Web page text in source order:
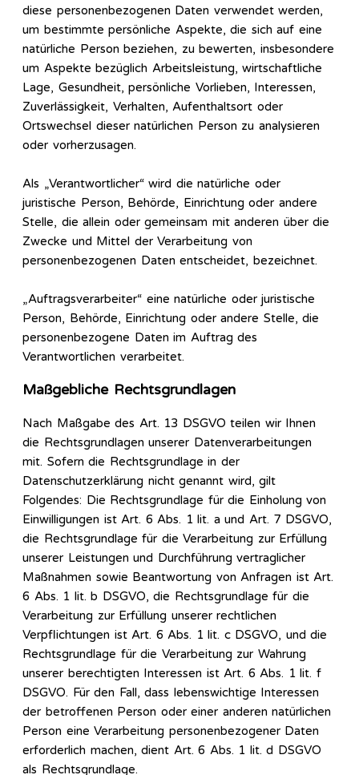
diese personenbezogenen Daten verwendet werden,
um bestimmte persönliche Aspekte, die sich auf eine
natürliche Person beziehen, zu bewerten, insbesondere
um Aspekte bezüglich Arbeitsleistung, wirtschaftliche
Lage, Gesundheit, persönliche Vorlieben, Interessen,
Zuverlässigkeit, Verhalten, Aufenthaltsort oder
Ortswechsel dieser natürlichen Person zu analysieren
oder vorherzusagen.
Als „Verantwortlicher“ wird die natürliche oder
juristische Person, Behörde, Einrichtung oder andere
Stelle, die allein oder gemeinsam mit anderen über die
Zwecke und Mittel der Verarbeitung von
personenbezogenen Daten entscheidet, bezeichnet.
„Auftragsverarbeiter“ eine natürliche oder juristische
Person, Behörde, Einrichtung oder andere Stelle, die
personenbezogene Daten im Auftrag des
Verantwortlichen verarbeitet.
Maßgebliche Rechtsgrundlagen
Nach Maßgabe des Art. 13 DSGVO teilen wir Ihnen
die Rechtsgrundlagen unserer Datenverarbeitungen
mit. Sofern die Rechtsgrundlage in der
Datenschutzerklärung nicht genannt wird, gilt
Folgendes: Die Rechtsgrundlage für die Einholung von
Einwilligungen ist Art. 6 Abs. 1 lit. a und Art. 7 DSGVO,
die Rechtsgrundlage für die Verarbeitung zur Erfüllung
unserer Leistungen und Durchführung vertraglicher
Maßnahmen sowie Beantwortung von Anfragen ist Art.
6 Abs. 1 lit. b DSGVO, die Rechtsgrundlage für die
Verarbeitung zur Erfüllung unserer rechtlichen
Verpflichtungen ist Art. 6 Abs. 1 lit. c DSGVO, und die
Rechtsgrundlage für die Verarbeitung zur Wahrung
unserer berechtigten Interessen ist Art. 6 Abs. 1 lit. f
DSGVO. Für den Fall, dass lebenswichtige Interessen
der betroffenen Person oder einer anderen natürlichen
Person eine Verarbeitung personenbezogener Daten
erforderlich machen, dient Art. 6 Abs. 1 lit. d DSGVO
als Rechtsgrundlage.